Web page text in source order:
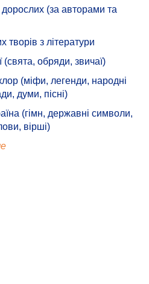
дорослих (за авторами та
творів з літератури
(свята, обряди, звичаї)
(міфи, легенди, народні
думи, пісні)
(гімн, державні символи,
вірші)